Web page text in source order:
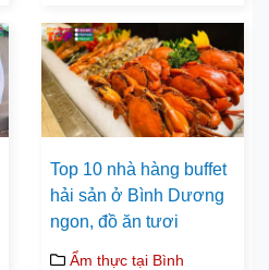
Top 10 nhà hàng buffet
hải sản ở Bình Dương
ngon, đồ ăn tươi
Ẩm thực tại Bình